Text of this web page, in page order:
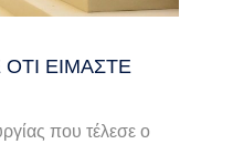
ΕΊΜΑΣΤΕ
που τέλεσε ο